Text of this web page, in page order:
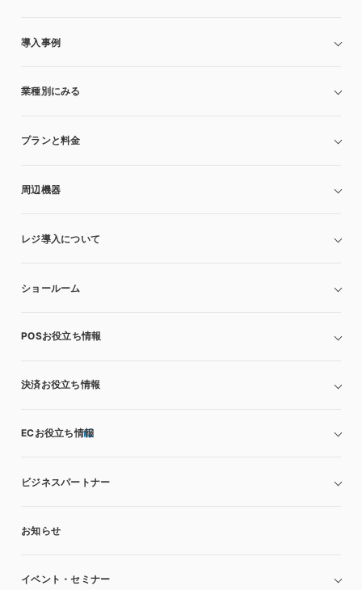
導入事例
業種別にみる
プランと料金
周辺機器
レジ導入について
ショールーム
POSお役立ち情報
決済お役立ち情報
ECお役立ち情報
ビジネスパートナー
お知らせ
イベント・セミナー